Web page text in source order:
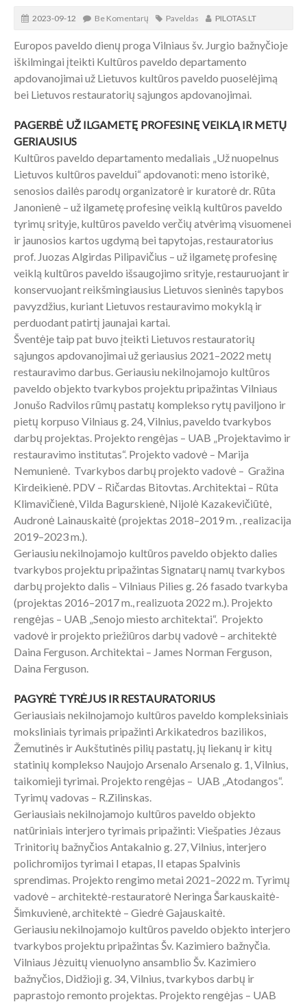
2023-09-12 Be Komentarų Paveldas PILOTAS.LT
Europos paveldo dienų proga Vilniaus šv. Jurgio bažnyčioje
iškilmingai įteikti Kultūros paveldo departamento
apdovanojimai už Lietuvos kultūros paveldo puoselėjimą
bei Lietuvos restauratorių sąjungos apdovanojimai.
PAGERBĖ UŽ ILGAMETĘ PROFESINĘ VEIKLĄ IR METŲ
GERIAUSIUS
Kultūros paveldo departamento medaliais „Už nuopelnus
Lietuvos kultūros paveldui“ apdovanoti: meno istorikė,
senosios dailės parodų organizatorė ir kuratorė dr. Rūta
Janonienė – už ilgametę profesinę veiklą kultūros paveldo
tyrimų srityje, kultūros paveldo verčių atvėrimą visuomenei
ir jaunosios kartos ugdymą bei tapytojas, restauratorius
prof. Juozas Algirdas Pilipavičius – už ilgametę profesinę
veiklą kultūros paveldo išsaugojimo srityje, restauruojant ir
konservuojant reikšmingiausius Lietuvos sieninės tapybos
pavyzdžius, kuriant Lietuvos restauravimo mokyklą ir
perduodant patirtį jaunajai kartai.
Šventėje taip pat buvo įteikti Lietuvos restauratorių
sąjungos apdovanojimai už geriausius 2021–2022 metų
restauravimo darbus. Geriausiu nekilnojamojo kultūros
paveldo objekto tvarkybos projektu pripažintas Vilniaus
Jonušo Radvilos rūmų pastatų komplekso rytų paviljono ir
pietų korpuso Vilniaus g. 24, Vilnius, paveldo tvarkybos
darbų projektas. Projekto rengėjas – UAB „Projektavimo ir
restauravimo institutas“. Projekto vadovė – Marija
Nemunienė. Tvarkybos darbų projekto vadovė – Gražina
Kirdeikienė. PDV – Ričardas Bitovtas. Architektai – Rūta
Klimavičienė, Vilda Bagurskienė, Nijolė Kazakevičiūtė,
Audronė Lainauskaitė (projektas 2018–2019 m. , realizacija
2019–2023 m.).
Geriausiu nekilnojamojo kultūros paveldo objekto dalies
tvarkybos projektu pripažintas Signatarų namų tvarkybos
darbų projekto dalis – Vilniaus Pilies g. 26 fasado tvarkyba
(projektas 2016–2017 m., realizuota 2022 m.). Projekto
rengėjas – UAB „Senojo miesto architektai“. Projekto
vadovė ir projekto priežiūros darbų vadovė – architektė
Daina Ferguson. Architektai – James Norman Ferguson,
Daina Ferguson.
PAGYRĖ TYRĖJUS IR RESTAURATORIUS
Geriausiais nekilnojamojo kultūros paveldo kompleksiniais
moksliniais tyrimais pripažinti Arkikatedros bazilikos,
Žemutinės ir Aukštutinės pilių pastatų, jų liekanų ir kitų
statinių komplekso Naujojo Arsenalo Arsenalo g. 1, Vilnius,
taikomieji tyrimai. Projekto rengėjas – UAB „Atodangos“.
Tyrimų vadovas – R.Zilinskas.
Geriausiais nekilnojamojo kultūros paveldo objekto
natūriniais interjero tyrimais pripažinti: Viešpaties Jėzaus
Trinitorių bažnyčios Antakalnio g. 27, Vilnius, interjero
polichromijos tyrimai I etapas, II etapas Spalvinis
sprendimas. Projekto rengimo metai 2021–2022 m. Tyrimų
vadovė – architektė-restauratorė Neringa Šarkauskaitė-
Šimkuvienė, architektė – Giedrė Gajauskaitė.
Geriausiu nekilnojamojo kultūros paveldo objekto interjero
tvarkybos projektu pripažintas Šv. Kazimiero bažnyčia.
Vilniaus Jėzuitų vienuolyno ansamblio Šv. Kazimiero
bažnyčios, Didžioji g. 34, Vilnius, tvarkybos darbų ir
paprastojo remonto projektas. Projekto rengėjas – UAB